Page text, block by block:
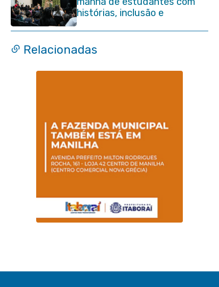
histórias, inclusão e
criatividade em Itaboraí
Relacionadas